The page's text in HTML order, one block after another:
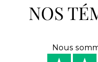
NOS
Nous